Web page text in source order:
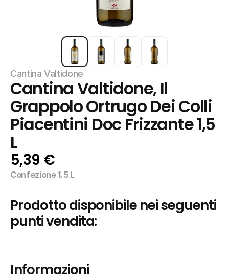
Cantina Valtidone
Cantina Valtidone, Il
Grappolo Ortrugo Dei Colli
Piacentini Doc Frizzante 1,5
L
5,39 €
Confezione 1.5 L
Prodotto disponibile nei seguenti
punti vendita:
Informazioni